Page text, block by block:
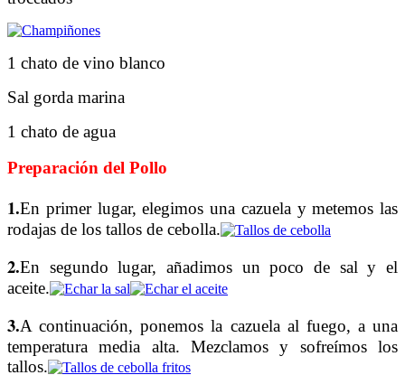
1 chato de vino blanco
Sal gorda marina
1 chato de agua
Preparación del Pollo
1.En primer lugar, elegimos una cazuela y metemos las
rodajas de los tallos de cebolla.
2.En segundo lugar, añadimos un poco de sal y el
aceite.
3.A continuación, ponemos la cazuela al fuego, a una
temperatura media alta. Mezclamos y sofreímos los
tallos.